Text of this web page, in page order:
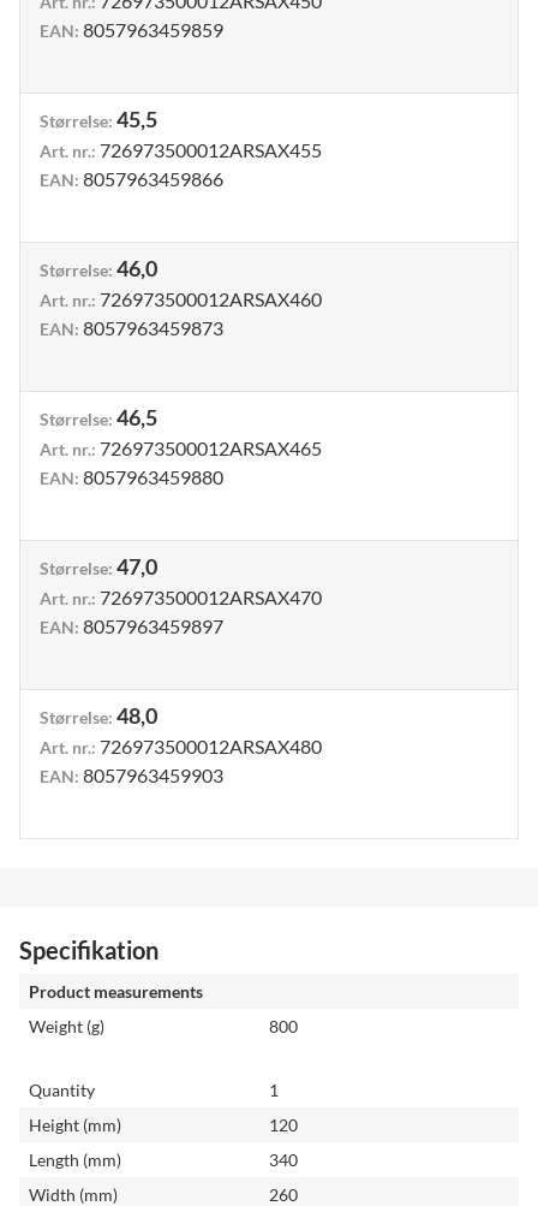
EAN: 8057963459859
Størrelse: 45,5
Art. nr.: 726973500012ARSAX455
EAN: 8057963459866
Størrelse: 46,0
Art. nr.: 726973500012ARSAX460
EAN: 8057963459873
Størrelse: 46,5
Art. nr.: 726973500012ARSAX465
EAN: 8057963459880
Størrelse: 47,0
Art. nr.: 726973500012ARSAX470
EAN: 8057963459897
Størrelse: 48,0
Art. nr.: 726973500012ARSAX480
EAN: 8057963459903
Specifikation
Product measurements
Weight (g)
800
Quantity
1
Height (mm)
120
Length (mm)
340
Width (mm)
260